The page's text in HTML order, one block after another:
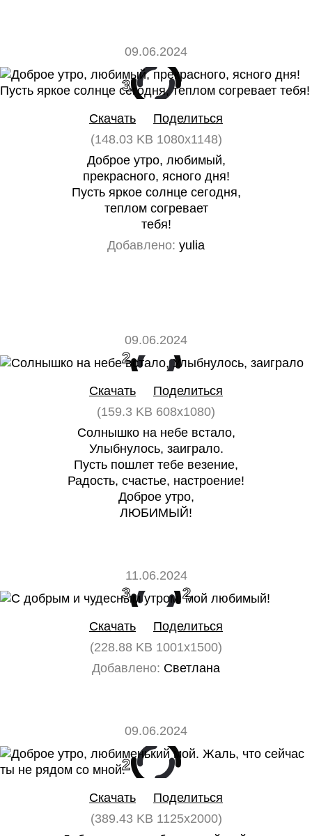
09.06.2024
3 0
Скачать
Поделиться
(148.03 KB 1080x1148)
Доброе утро, любимый,
прекрасного, ясного дня!
Пусть яркое солнце сегодня,
теплом согревает
тебя!
Добавлено: yulia
09.06.2024
2 0
Скачать
Поделиться
(159.3 KB 608x1080)
Солнышко на небе встало,
Улыбнулось, заиграло.
Пусть пошлет тебе везение,
Радость, счастье, настроение!
Доброе утро,
ЛЮБИМЫЙ!
11.06.2024
3 2
Скачать
Поделиться
(228.88 KB 1001x1500)
Добавлено: Светлана
09.06.2024
2
Скачать
Поделиться
(389.43 KB 1125x2000)